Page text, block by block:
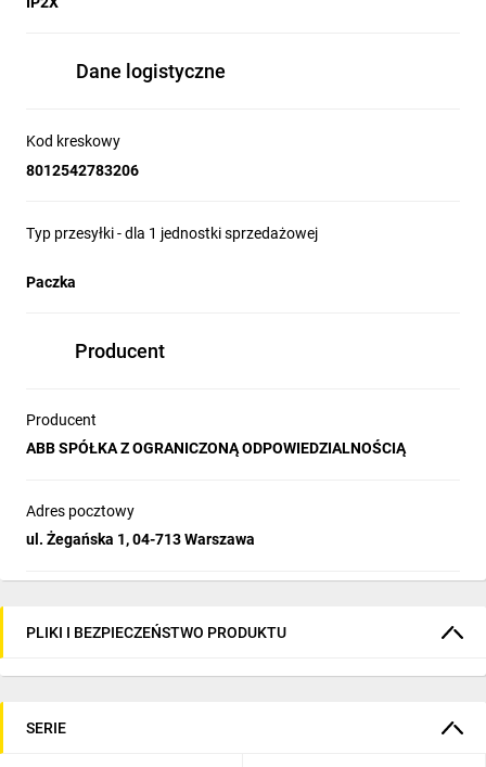
Dane logistyczne
Kod kreskowy
8012542783206
Typ przesyłki - dla 1 jednostki sprzedażowej
Paczka
Producent
Producent
ABB SPÓŁKA Z OGRANICZONĄ ODPOWIEDZIALNOŚCIĄ
Adres pocztowy
ul. Żegańska 1, 04-713 Warszawa
PLIKI I BEZPIECZEŃSTWO PRODUKTU
SERIE